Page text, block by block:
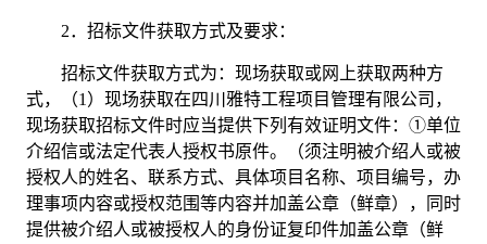
2． 招标文件获取方式及要求：
招标文件获取方式为：现场获取或网上获取两种方
式，（1）现场获取在四川雅特工程项目管理有限公司，
现场获取招标文件时应当提供下列有效证明文件：①单位
介绍信或法定代表人授权书原件。（须注明被介绍人或被
授权人的姓名、联系方式、具体项目名称、项目编号，办
理事项内容或授权范围等内容并加盖公章（鲜章），同时
提供被介绍人或被授权人的身份证复印件加盖公章（鲜